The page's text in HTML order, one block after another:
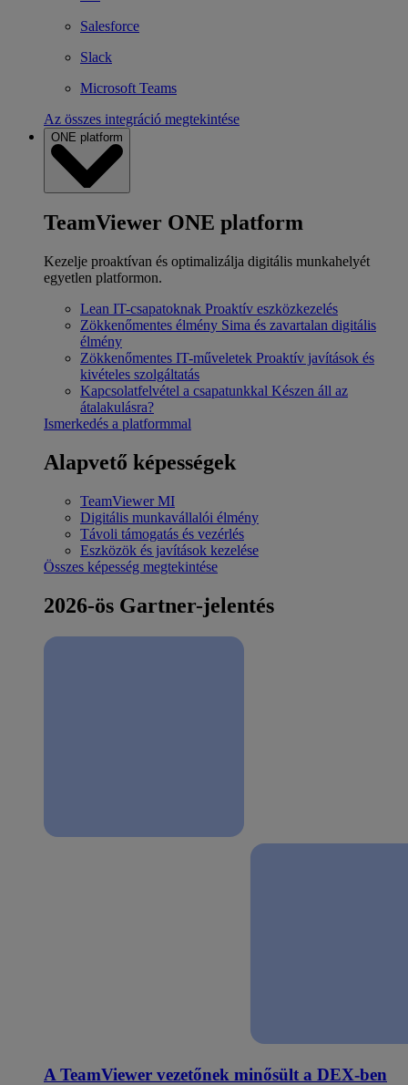
Salesforce
Slack
Microsoft Teams
Az összes integráció megtekintése
ONE platform
TeamViewer ONE platform
Kezelje proaktívan és optimalizálja digitális munkahelyét
egyetlen platformon.
Lean IT-csapatoknak Proaktív eszközkezelés
Zökkenőmentes élmény Sima és zavartalan digitális
élmény
Zökkenőmentes IT-műveletek Proaktív javítások és
kivételes szolgáltatás
Kapcsolatfelvétel a csapatunkkal Készen áll az
átalakulásra?
Ismerkedés a platformmal
Alapvető képességek
TeamViewer MI
Digitális munkavállalói élmény
Távoli támogatás és vezérlés
Eszközök és javítások kezelése
Összes képesség megtekintése
2026-ös Gartner-jelentés
A TeamViewer vezetőnek minősült a DEX-ben